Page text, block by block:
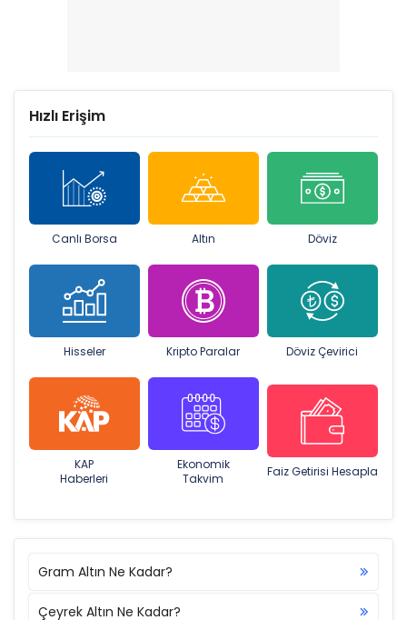
Hızlı Erişim
Canlı Borsa Altın Döviz
Hisseler Kripto Paralar Döviz Çevirici
KAP
Haberleri
Ekonomik
Takvim
Faiz Getirisi Hesapla
Gram Altın Ne Kadar?
Çeyrek Altın Ne Kadar?